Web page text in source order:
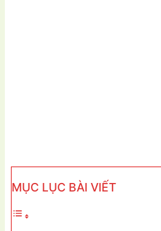
MỤC LỤC BÀI VIẾT